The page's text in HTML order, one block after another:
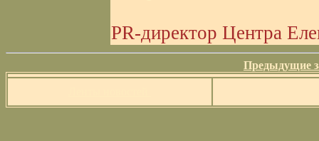
PR-директор Центра
Предыдущие